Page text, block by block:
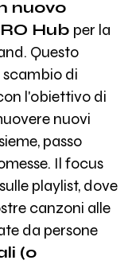
nuovo
Hub per la
Questo
scambio di
l'obiettivo di
nuovi
passo
Il focus
playlist, dove
canzoni alle
da persone
(o